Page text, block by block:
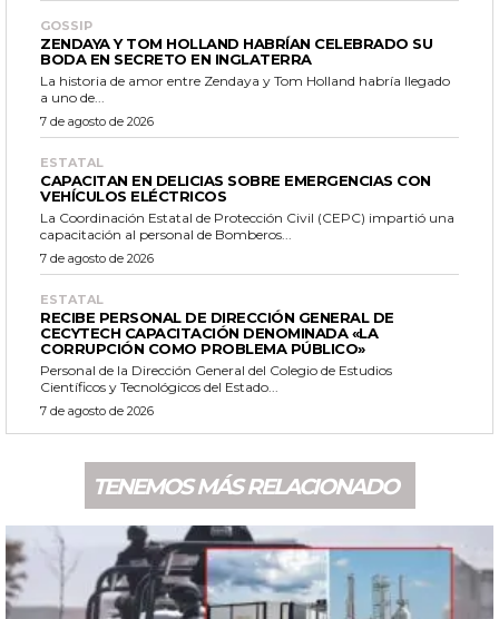
GOSSIP
ZENDAYA Y TOM HOLLAND HABRÍAN CELEBRADO SU
BODA EN SECRETO EN INGLATERRA
La historia de amor entre Zendaya y Tom Holland habría llegado
a uno de...
7 de agosto de 2026
ESTATAL
CAPACITAN EN DELICIAS SOBRE EMERGENCIAS CON
VEHÍCULOS ELÉCTRICOS
La Coordinación Estatal de Protección Civil (CEPC) impartió una
capacitación al personal de Bomberos...
7 de agosto de 2026
ESTATAL
RECIBE PERSONAL DE DIRECCIÓN GENERAL DE
CECYTECH CAPACITACIÓN DENOMINADA «LA
CORRUPCIÓN COMO PROBLEMA PÚBLICO»
Personal de la Dirección General del Colegio de Estudios
Científicos y Tecnológicos del Estado...
7 de agosto de 2026
TENEMOS MÁS RELACIONADO